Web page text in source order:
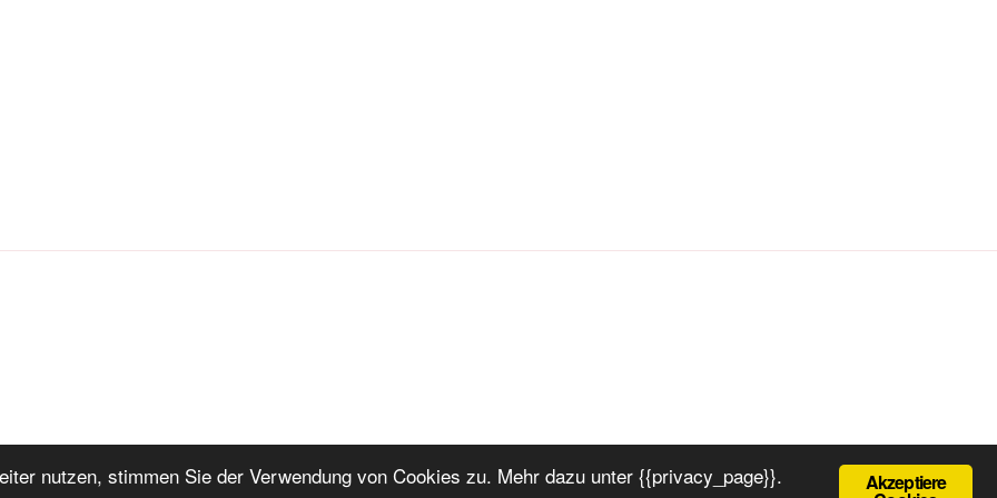
Stolz präsentiert von WordPress Akzeptiere
nutzen, stimmen Sie der Verwendung von Cookies zu. Mehr dazu unter {{privacy_page}}.